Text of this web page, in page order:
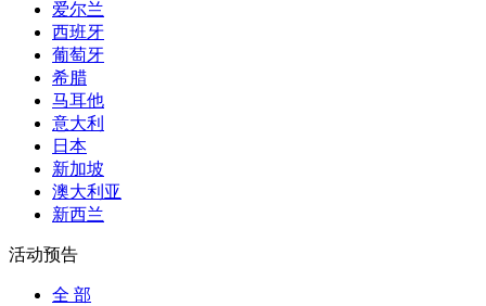
爱尔兰
西班牙
葡萄牙
希腊
马耳他
意大利
日本
新加坡
澳大利亚
新西兰
活动预告
全 部